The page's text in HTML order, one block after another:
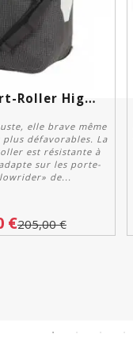
Ortlieb Sport-Roller High...
elle brave même
défavorables. La
est résistante à
sur les porte-
de...
€205,00 €